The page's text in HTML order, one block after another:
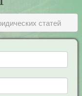
статей